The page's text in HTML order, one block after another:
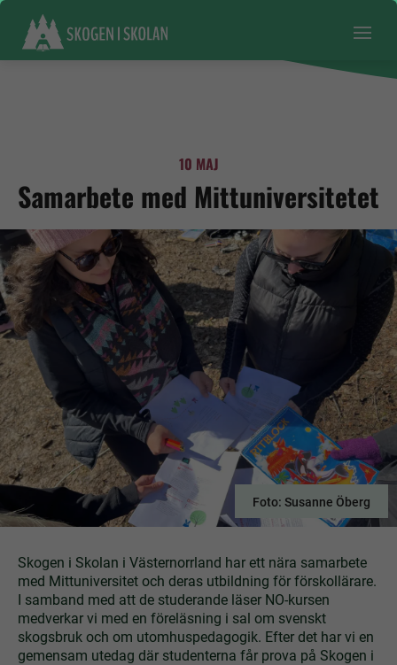
10 MAJ
Samarbete med Mittuniversitetet
Foto: Susanne Öberg
Skogen i Skolan i Västernorrland har ett nära samarbete
med Mittuniversitet och deras utbildning för förskollärare.
I samband med att de studerande läser NO-kursen
medverkar vi med en föreläsning i sal om svenskt
skogsbruk och om utomhuspedagogik. Efter det har vi en
gemensam utedag där studenterna får prova på Skogen i